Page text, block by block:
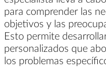
para comprender las
objetivos y las
Esto permite
personalizados que
los problemas